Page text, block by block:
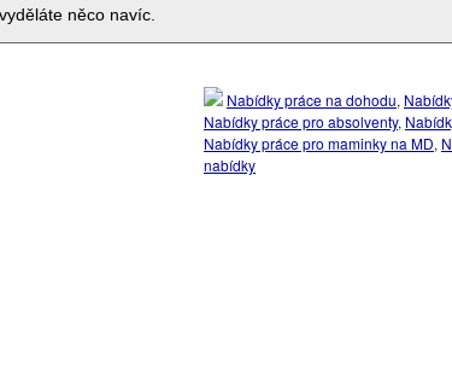
něco navíc.
Nabídky práce na dohodu,
Nabídky práce pro absolventy,
Nabídky práce pro maminky na MD,
nabídky